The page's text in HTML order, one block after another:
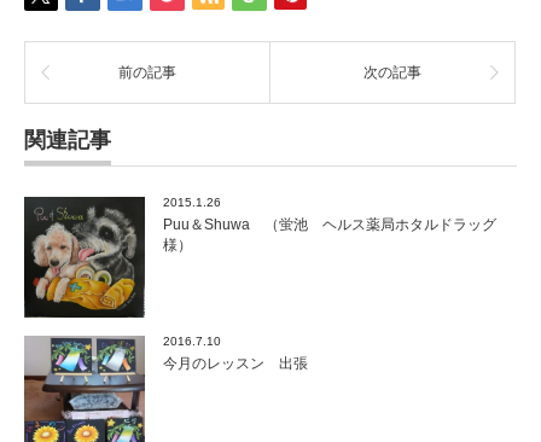
前の記事 次の記事
関連記事
2015.1.26
Puu＆Shuwa （蛍池 ヘルス薬局ホタルドラッグ
様）
2016.7.10
今月のレッスン 出張